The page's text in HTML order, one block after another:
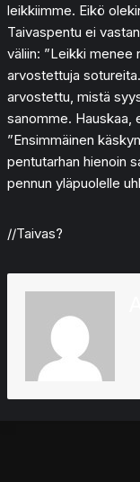
leikkiimme. Eikö
Taivaspentu ei
väliin: ”Leikki menee
arvostettuja
arvostettu, mistä
sanomme. Hauskaa,
”Ensimmäinen
pentutarhan hienoin
pennun yläpuolelle
//Taivas?